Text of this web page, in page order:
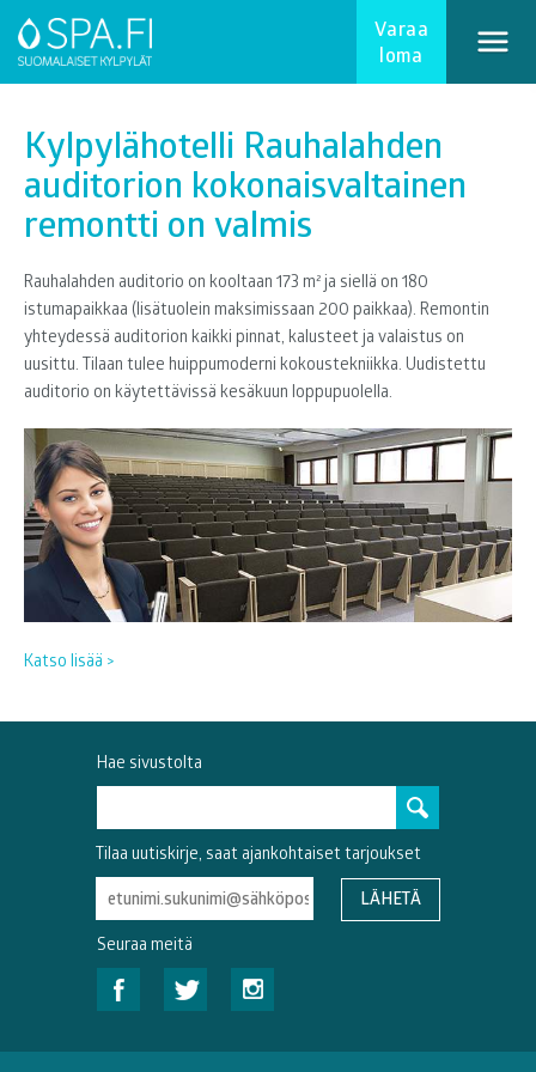
Varaa
loma
Kylpylähotelli Rauhalahden
auditorion kokonaisvaltainen
remontti on valmis
Rauhalahden auditorio on kooltaan 173 m² ja siellä on 180
istumapaikkaa (lisätuolein maksimissaan 200 paikkaa). Remontin
yhteydessä auditorion kaikki pinnat, kalusteet ja valaistus on
uusittu. Tilaan tulee huippumoderni kokoustekniikka. Uudistettu
auditorio on käytettävissä kesäkuun loppupuolella.
Katso lisää >
Hae sivustolta
Tilaa uutiskirje, saat ajankohtaiset tarjoukset
Seuraa meitä